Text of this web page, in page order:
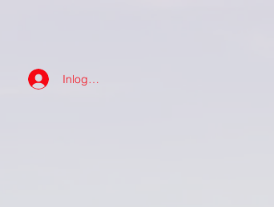
Inloggen